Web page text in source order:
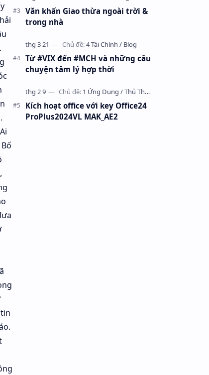
Văn khấn Giao thừa ngoài trời &
trong nhà
Từ #VIX đến #MCH và những câu
chuyện tâm lý hợp thời
Kích hoạt office với key Office24
ProPlus2024VL MAK_AE2